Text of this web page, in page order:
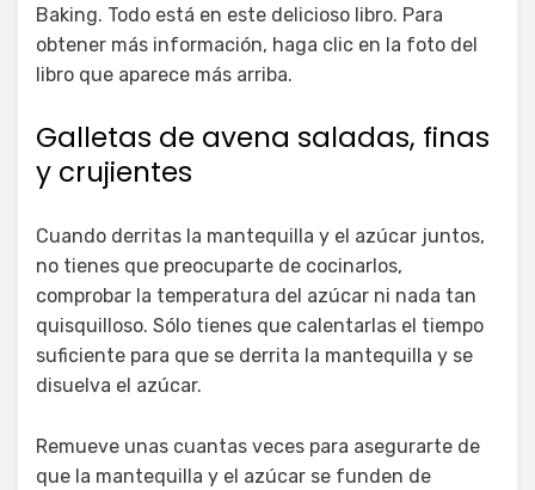
Baking. Todo está en este delicioso libro. Para
obtener más información, haga clic en la foto del
libro que aparece más arriba.
Galletas de avena saladas, finas
y crujientes
Cuando derritas la mantequilla y el azúcar juntos,
no tienes que preocuparte de cocinarlos,
comprobar la temperatura del azúcar ni nada tan
quisquilloso. Sólo tienes que calentarlas el tiempo
suficiente para que se derrita la mantequilla y se
disuelva el azúcar.
Remueve unas cuantas veces para asegurarte de
que la mantequilla y el azúcar se funden de